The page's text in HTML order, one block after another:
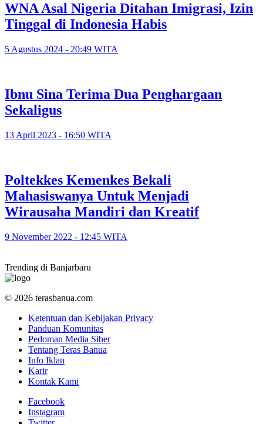
WNA Asal Nigeria Ditahan Imigrasi, Izin
Tinggal di Indonesia Habis
5 Agustus 2024 - 20:49 WITA
Ibnu Sina Terima Dua Penghargaan
Sekaligus
13 April 2023 - 16:50 WITA
Poltekkes Kemenkes Bekali
Mahasiswanya Untuk Menjadi
Wirausaha Mandiri dan Kreatif
9 November 2022 - 12:45 WITA
Trending di Banjarbaru
© 2026 terasbanua.com
Ketentuan dan Kebijakan Privacy
Panduan Komunitas
Pedoman Media Siber
Tentang Teras Banua
Info Iklan
Karir
Kontak Kami
Facebook
Instagram